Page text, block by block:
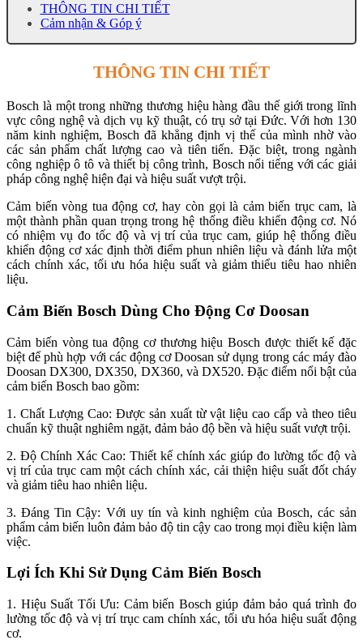
THÔNG TIN CHI TIẾT
Cảm nhận & Góp ý
THÔNG TIN CHI TIẾT
Bosch là một trong những thương hiệu hàng đầu thế giới trong lĩnh
vực công nghệ và dịch vụ kỹ thuật, có trụ sở tại Đức. Với hơn 130
năm kinh nghiệm, Bosch đã khẳng định vị thế của mình nhờ vào
các sản phẩm chất lượng cao và tiên tiến. Đặc biệt, trong ngành
công nghiệp ô tô và thiết bị công trình, Bosch nổi tiếng với các giải
pháp công nghệ hiện đại và hiệu suất vượt trội.
Cảm biến vòng tua động cơ, hay còn gọi là cảm biến trục cam, là
một thành phần quan trọng trong hệ thống điều khiển động cơ. Nó
có nhiệm vụ đo tốc độ và vị trí của trục cam, giúp hệ thống điều
khiển động cơ xác định thời điểm phun nhiên liệu và đánh lửa một
cách chính xác, tối ưu hóa hiệu suất và giảm thiểu tiêu hao nhiên
liệu.
Cảm Biến Bosch Dùng Cho Động Cơ Doosan
Cảm biến vòng tua động cơ thương hiệu Bosch được thiết kế đặc
biệt để phù hợp với các động cơ Doosan sử dụng trong các máy đào
Doosan DX300, DX350, DX360, và DX520. Đặc điểm nổi bật của
cảm biến Bosch bao gồm:
1. Chất Lượng Cao: Được sản xuất từ vật liệu cao cấp và theo tiêu
chuẩn kỹ thuật nghiêm ngặt, đảm bảo độ bền và hiệu suất vượt trội.
2. Độ Chính Xác Cao: Thiết kế chính xác giúp đo lường tốc độ và
vị trí của trục cam một cách chính xác, cải thiện hiệu suất đốt cháy
và giảm tiêu hao nhiên liệu.
3. Đáng Tin Cậy: Với uy tín và kinh nghiệm của Bosch, các sản
phẩm cảm biến luôn đảm bảo độ tin cậy cao trong mọi điều kiện làm
việc.
Lợi Ích Khi Sử Dụng Cảm Biến Bosch
1. Hiệu Suất Tối Ưu: Cảm biến Bosch giúp đảm bảo quá trình đo
lường tốc độ và vị trí trục cam chính xác, tối ưu hóa hiệu suất động
cơ.